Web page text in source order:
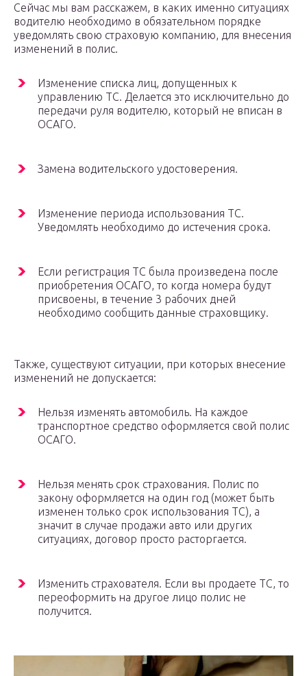
Сейчас мы вам расскажем, в каких именно ситуациях
водителю необходимо в обязательном порядке
уведомлять свою страховую компанию, для внесения
изменений в полис.
Изменение списка лиц, допущенных к
управлению ТС. Делается это исключительно до
передачи руля водителю, который не вписан в
ОСАГО.
Замена водительского удостоверения.
Изменение периода использования ТС.
Уведомлять необходимо до истечения срока.
Если регистрация ТС была произведена после
приобретения ОСАГО, то когда номера будут
присвоены, в течение 3 рабочих дней
необходимо сообщить данные страховщику.
Также, существуют ситуации, при которых внесение
изменений не допускается:
Нельзя изменять автомобиль. На каждое
транспортное средство оформляется свой полис
ОСАГО.
Нельзя менять срок страхования. Полис по
закону оформляется на один год (может быть
изменен только срок использования ТС), а
значит в случае продажи авто или других
ситуациях, договор просто расторгается.
Изменить страхователя. Если вы продаете ТС, то
переоформить на другое лицо полис не
получится.